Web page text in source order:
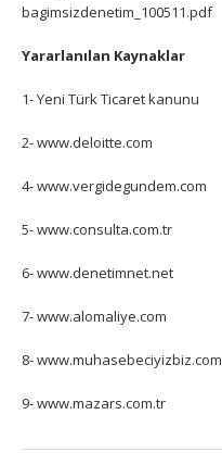
bagimsizdenetim_100511.pdf
Yararlanılan Kaynaklar
1- Yeni Türk Ticaret kanunu
2- www.deloitte.com
4- www.vergidegundem.com
5- www.consulta.com.tr
6- www.denetimnet.net
7- www.alomaliye.com
8- www.muhasebeciyizbiz.com
9- www.mazars.com.tr